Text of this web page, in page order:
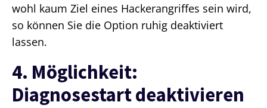
wohl kaum Ziel eines Hackerangriffes sein wird,
so können Sie die Option ruhig deaktiviert
lassen.
4. Möglichkeit:
Diagnosestart deaktivieren